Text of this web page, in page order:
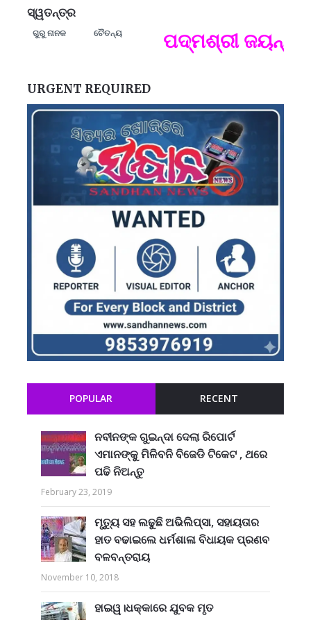
ସ୍ୱତନ୍ତ୍ର
ଗୁରୁ ନାନକ ଚୈତନ୍ୟ ପଦ୍ମଶ୍ରୀ ଜୟନ୍ତ
URGENT REQUIRED
POPULAR RECENT
ନବୀନଙ୍କ ଗୁଇନ୍ଦା ଦେଲା ରିପୋର୍ଟ
ଏମାନଙ୍କୁ ମିଳିବନି ବିଜେଡି ଟିକେଟ , ଥରେ
ପଢି ନିଅନ୍ତୁ
February 23, 2019
ମୃତ୍ୟୁ ସହ ଲଢୁଛି ଅଭିଲିପ୍ସା, ସହାୟତାର
ହାତ ବଢାଇଲେ ଧର୍ମଶାଳା ବିଧାୟକ ପ୍ରଣବ
ବଳବନ୍ତରାୟ
November 10, 2018
ହାଇୱ।ଧକ୍କାରେ ଯୁବକ ମୃତ